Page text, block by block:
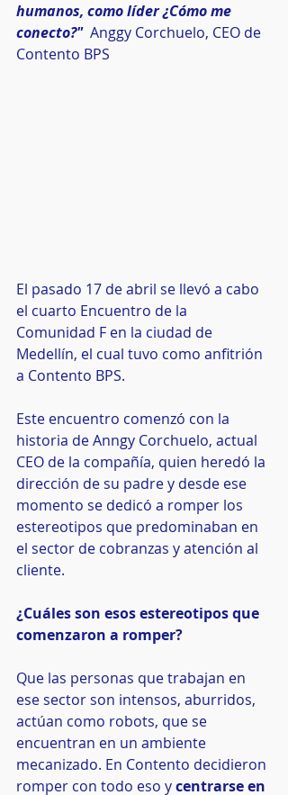
humanos, como líder ¿Cómo me
conecto?" Anggy Corchuelo, CEO de
Contento BPS
El pasado 17 de abril se llevó a cabo
el cuarto Encuentro de la
Comunidad F en la ciudad de
Medellín, el cual tuvo como anfitrión
a Contento BPS.
Este encuentro comenzó con la
historia de Anngy Corchuelo, actual
CEO de la compañía, quien heredó la
dirección de su padre y desde ese
momento se dedicó a romper los
estereotipos que predominaban en
el sector de cobranzas y atención al
cliente.
¿Cuáles son esos estereotipos que
comenzaron a romper?
Que las personas que trabajan en
ese sector son intensos, aburridos,
actúan como robots, que se
encuentran en un ambiente
mecanizado. En Contento decidieron
romper con todo eso y centrarse en